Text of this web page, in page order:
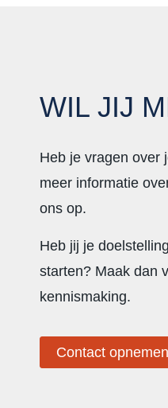
WIL JIJ
Heb je vragen over
meer informatie
ons op.
Heb jij je
starten? Maak dan
kennismaking.
Contact opnemen